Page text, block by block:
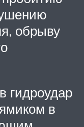
обрыву
гидроудар
в